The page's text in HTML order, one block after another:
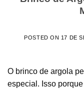
POSTED ON 17 DE
O brinco de argola
especial. Isso